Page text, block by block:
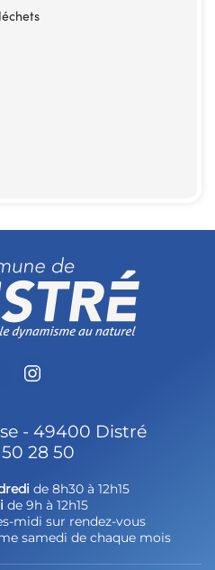
- 49400 Distré
28 50
de 8h30 à 12h15
de 9h à 12h15
midi sur rendez-vous
samedi de chaque mois